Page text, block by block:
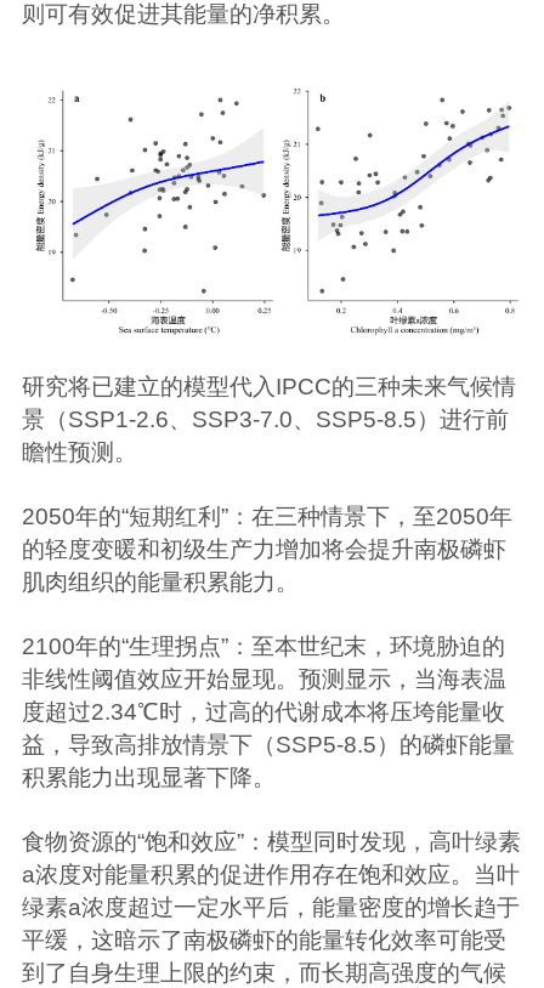
则可有效促进其能量的净积累。
研究将已建立的模型代入IPCC的三种未来气候情
景（SSP1-2.6、SSP3-7.0、SSP5-8.5）进行前
瞻性预测。
2050年的“短期红利”：在三种情景下，至2050年
的轻度变暖和初级生产力增加将会提升南极磷虾
肌肉组织的能量积累能力。
2100年的“生理拐点”：至本世纪末，环境胁迫的
非线性阈值效应开始显现。预测显示，当海表温
度超过2.34℃时，过高的代谢成本将压垮能量收
益，导致高排放情景下（SSP5-8.5）的磷虾能量
积累能力出现显著下降。
食物资源的“饱和效应”：模型同时发现，高叶绿素
a浓度对能量积累的促进作用存在饱和效应。当叶
绿素a浓度超过一定水平后，能量密度的增长趋于
平缓，这暗示了南极磷虾的能量转化效率可能受
到了自身生理上限的约束，而长期高强度的气候